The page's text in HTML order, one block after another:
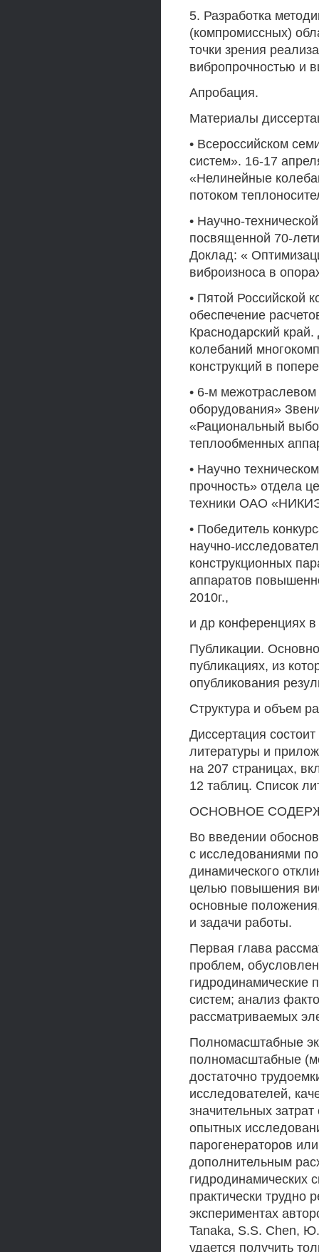
5. Разработка
(компромиссных)
точки зрения
вибропрочностью и
Апробация.
Материалы
• Всероссийском
систем». 16-17
«Нелинейные
потоком
• Научно-
посвященной 70-
Доклад: «
виброизноса в
• Пятой Российской
обеспечение
Краснодарский
колебаний
конструкций в
• 6-м
оборудования»
«Рациональный
теплообменных
• Научно
прочность» отдела
техники ОАО
• Победитель
научно-
конструкционных
аппаратов
2010г.,
и др конференциях
Публикации.
публикациях, из
опубликования
Структура и объем
Диссертация
литературы и
на 207 страницах,
12 таблиц. Список
ОСНОВНОЕ
Во введении
с исследованиями
динамического
целью повышения
основные
и задачи работы.
Первая глава
проблем,
гидродинамические
систем; анализ
рассматриваемых
Полномасштабные
полномасштабные
достаточно
исследователей,
значительных
опытных
парогенераторов
дополнительным
гидродинамических
практически трудно
экспериментах
Tanaka, S.S. Chen,
удается получить